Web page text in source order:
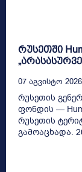
რუსეთში
07 Აგვისტო
რუსეთის
ფონდის —
რუსეთის
გამოაცხადა.